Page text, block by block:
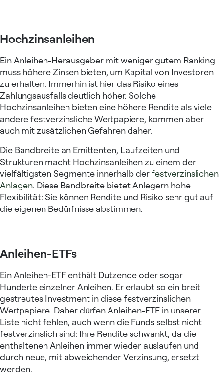
Hochzinsanleihen
Ein Anleihen-Herausgeber mit weniger gutem Ranking
muss höhere Zinsen bieten, um Kapital von Investoren
zu erhalten. Immerhin ist hier das Risiko eines
Zahlungsausfalls deutlich höher. Solche
Hochzinsanleihen bieten eine höhere Rendite als viele
andere festverzinsliche Wertpapiere, kommen aber
auch mit zusätzlichen Gefahren daher.
Die Bandbreite an Emittenten, Laufzeiten und
Strukturen macht Hochzinsanleihen zu einem der
vielfältigsten Segmente innerhalb derfestverzinslichen
Anlagen. Diese Bandbreite bietet Anlegern hohe
Flexibilität: Sie können Rendite und Risiko sehr gut auf
die eigenen Bedürfnisse abstimmen.
Anleihen-ETFs
Ein Anleihen-ETF enthält Dutzende oder sogar
Hunderte einzelner Anleihen. Er erlaubt so ein breit
gestreutes Investment in diese festverzinslichen
Wertpapiere. Daher dürfen Anleihen-ETF in unserer
Liste nicht fehlen, auch wenn die Funds selbst nicht
festverzinslich sind: Ihre Rendite schwankt, da die
enthaltenen Anleihen immer wieder auslaufen und
durch neue, mit abweichender Verzinsung, ersetzt
werden.